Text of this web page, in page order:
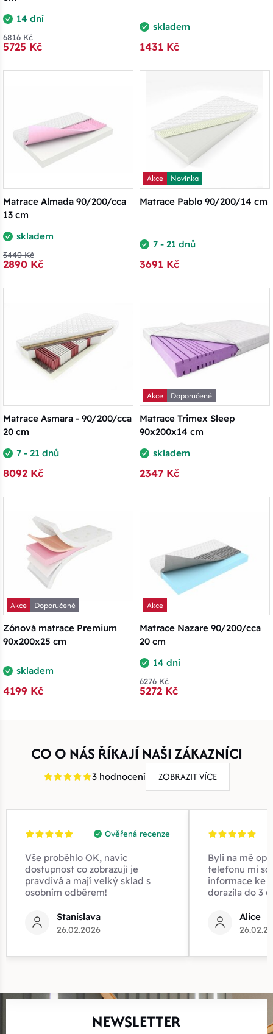
14 dní
6816 Kč
5725 Kč
skladem
1431 Kč
Matrace Almada 90/200/cca
13 cm
skladem
3440 Kč
2890 Kč
Akce
Novinka
Matrace Pablo 90/200/14 cm
7 - 21 dnů
3691 Kč
Matrace Asmara - 90/200/cca
20 cm
7 - 21 dnů
8092 Kč
Akce
Doporučené
Matrace Trimex Sleep
90x200x14 cm
skladem
2347 Kč
Akce
Doporučené
Zónová matrace Premium
90x200x25 cm
skladem
4199 Kč
Akce
Matrace Nazare 90/200/cca
20 cm
14 dní
6276 Kč
5272 Kč
CO O NÁS ŘÍKAJÍ NAŠI ZÁKAZNÍCI
3 hodnocení ZOBRAZIT VÍCE
Ověřená recenze
Vše proběhlo OK, navíc
dostupnost co zobrazují je
pravdivá a mají velký sklad s
osobním odběrem!
Stanislava
26.02.2026
Byli na mě
telefonu mi
informace ke
dorazila do 3
Alice
NEWSLETTER